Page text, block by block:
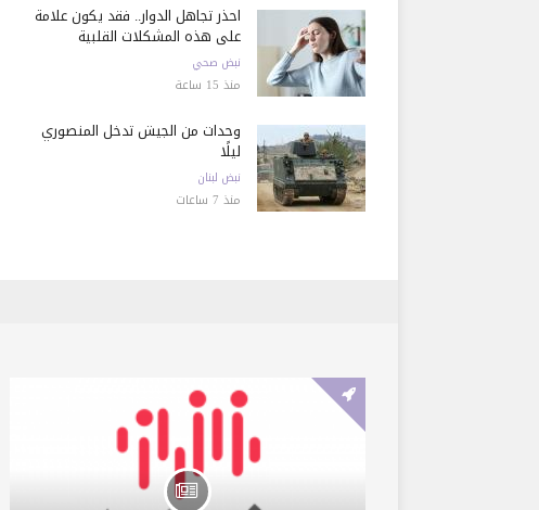
احذر تجاهل الدوار.. فقد يكون علامة
على هذه المشكلات القلبية
نبض صحي
منذ 15 ساعة
وحدات من الجيش تدخل المنصوري
ليلًا
نبض لبنان
منذ 7 ساعات